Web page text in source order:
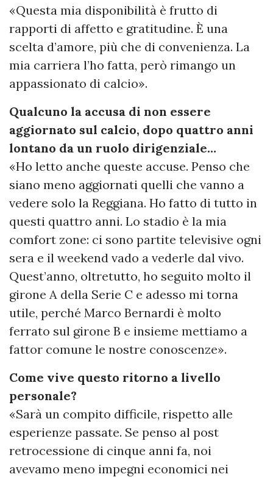
«Questa mia disponibilità è frutto di
rapporti di affetto e gratitudine. È una
scelta d’amore, più che di convenienza. La
mia carriera l’ho fatta, però rimango un
appassionato di calcio».
Qualcuno la accusa di non essere
aggiornato sul calcio, dopo quattro anni
lontano da un ruolo dirigenziale…
«Ho letto anche queste accuse. Penso che
siano meno aggiornati quelli che vanno a
vedere solo la Reggiana. Ho fatto di tutto in
questi quattro anni. Lo stadio è la mia
comfort zone: ci sono partite televisive ogni
sera e il weekend vado a vederle dal vivo.
Quest’anno, oltretutto, ho seguito molto il
girone A della Serie C e adesso mi torna
utile, perché Marco Bernardi è molto
ferrato sul girone B e insieme mettiamo a
fattor comune le nostre conoscenze».
Come vive questo ritorno a livello
personale?
«Sarà un compito difficile, rispetto alle
esperienze passate. Se penso al post
retrocessione di cinque anni fa, noi
avevamo meno impegni economici nei